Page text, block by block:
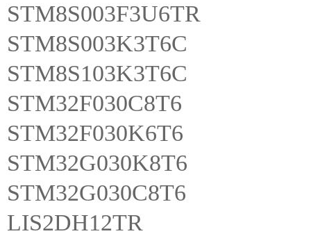
STM8S003F3U6TR
STM8S003K3T6C
STM8S103K3T6C
STM32F030C8T6
STM32F030K6T6
STM32G030K8T6
STM32G030C8T6
LIS2DH12TR